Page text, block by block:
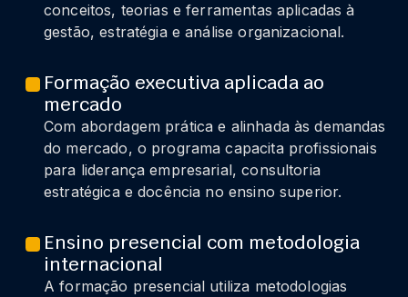
conceitos, teorias e ferramentas aplicadas à
gestão, estratégia e análise organizacional.
Formação executiva aplicada ao
mercado
Com abordagem prática e alinhada às demandas
do mercado, o programa capacita profissionais
para liderança empresarial, consultoria
estratégica e docência no ensino superior.
Ensino presencial com metodologia
internacional
A formação presencial utiliza metodologias